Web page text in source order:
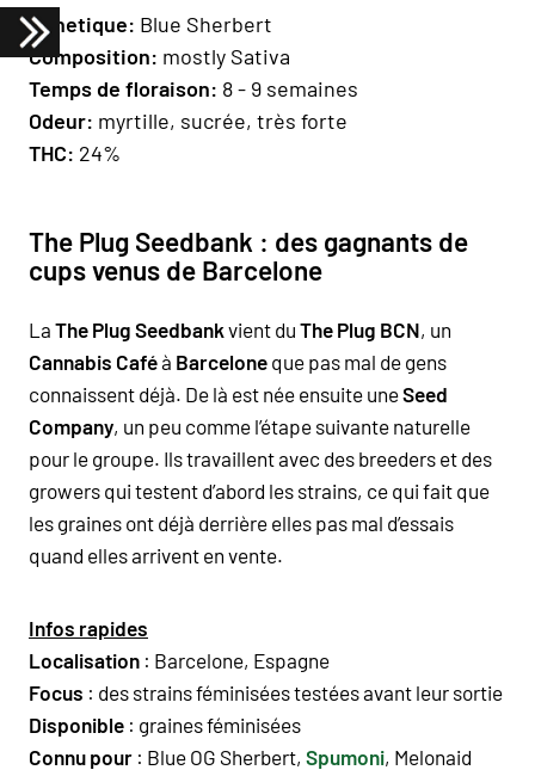
Genetique: Blue Sherbert
Composition: mostly Sativa
Temps de floraison: 8 - 9 semaines
Odeur: myrtille, sucrée, très forte
THC: 24%
The Plug Seedbank : des gagnants de
cups venus de Barcelone
La The Plug Seedbank vient du The Plug BCN, un
Cannabis Caféà Barcelone que pas mal de gens
connaissent déjà. De là est née ensuite uneSeed
Company, un peu comme l’étape suivante naturelle
pour le groupe. Ils travaillent avec des breeders et des
growers qui testent d’abord les strains, ce qui fait que
les graines ont déjà derrière elles pas mal d’essais
quand elles arrivent en vente.
Infos rapides
Localisation : Barcelone, Espagne
Focus : des strainsféminisées testées avant leur sortie
Disponible : graines féminisées
Connu pour : Blue OG Sherbert, Spumoni, Melonaid